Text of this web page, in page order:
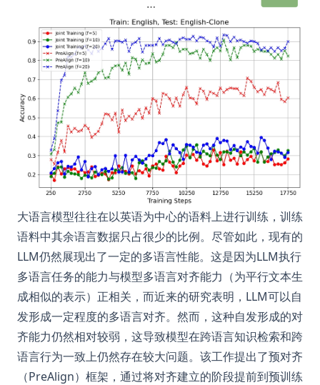
大语言模型往往在以英语为中心的语料上进行训练，训练
语料中其余语言数据只占很少的比例。尽管如此，现有的
LLM仍然展现出了一定的多语言性能。这是因为LLM执行
多语言任务的能力与模型多语言对齐能力（为平行文本生
成相似的表示）正相关，而近来的研究表明，LLM可以自
发形成一定程度的多语言对齐。然而，这种自发形成的对
齐能力仍然相对较弱，这导致模型在跨语言知识检索和跨
语言行为一致上仍然存在较大问题。该工作提出了预对齐
（PreAlign）框架，通过将对齐建立的阶段提前到预训练